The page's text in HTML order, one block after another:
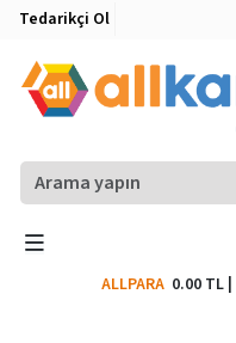
Tedarikçi Ol
ALLPARA 0.00 TL|